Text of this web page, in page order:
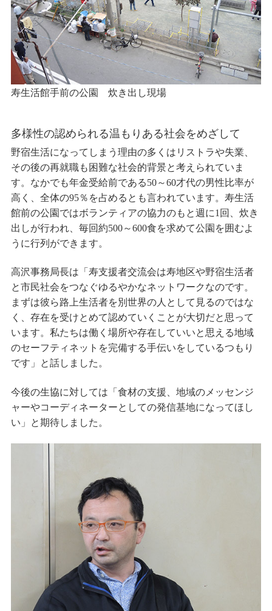
寿生活館手前の公園 炊き出し現場
多様性の認められる温もりある社会をめざして
野宿生活になってしまう理由の多くはリストラや失業、
その後の再就職も困難な社会的背景と考えられていま
す。なかでも年金受給前である50～60才代の男性比率が
高く、全体の95％を占めるとも言われています。寿生活
館前の公園ではボランティアの協力のもと週に1回、炊き
出しが行われ、毎回約500～600食を求めて公園を囲むよ
うに行列ができます。
高沢事務局長は「寿支援者交流会は寿地区や野宿生活者
と市民社会をつなぐゆるやかなネットワークなのです。
まずは彼ら路上生活者を別世界の人として見るのではな
く、存在を受けとめて認めていくことが大切だと思って
います。私たちは働く場所や存在していいと思える地域
のセーフティネットを完備する手伝いをしているつもり
です」と話しました。
今後の生協に対しては「食材の支援、地域のメッセンジ
ャーやコーディネーターとしての発信基地になってほし
い」と期待しました。